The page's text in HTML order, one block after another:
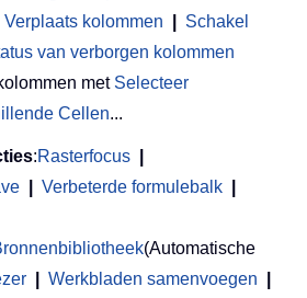
Verplaats kolommen
Schakel
van verborgen kolommen
met Selecteer
Cellen...
:Rasterfocus
Verbeterde formulebalk
(Automatische
Werkbladen samenvoegen